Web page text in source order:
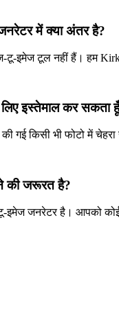
में क्या अंतर है?
टू-इमेज टूल नहीं हैं। हम
इस्तेमाल कर सकता
की गई किसी भी फोटो में
की जरूरत है?
इमेज जनरेटर है। आपको